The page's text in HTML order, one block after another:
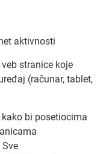
aktivnosti
stranice koje
(računar, tablet,
kako bi posetiocima